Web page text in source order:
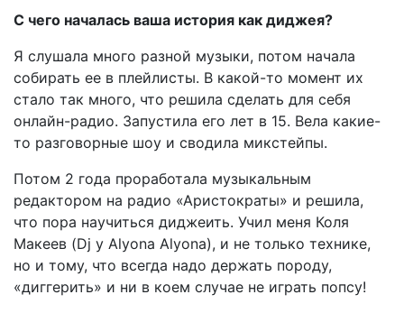
С чего началась ваша история как диджея?
Я слушала много разной музыки, потом начала
собирать ее в плейлисты. В какой-то момент их
стало так много, что решила сделать для себя
онлайн-радио. Запустила его лет в 15. Вела какие-
то разговорные шоу и сводила микстейпы.
Потом 2 года проработала музыкальным
редактором на радио «Аристократы» и решила,
что пора научиться диджеить. Учил меня Коля
Макеев (Dj у Alyona Alyona), и не только технике,
но и тому, что всегда надо держать породу,
«диггерить» и ни в коем случае не играть попсу!